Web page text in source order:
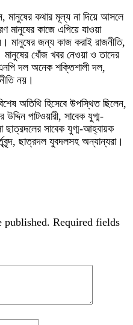
মানুষের কথার মূল্য না দিয়ে আসলে
মানুষের কাজে এগিয়ে যাওয়া
মানুষের জন্য কাজ করাই রাজনীতি,
মানুষের খোঁজ খবর নেওয়া ও তাদের
দল অনেক শক্তিশালী দল,
নয়।
অতিথি হিসেবে উপস্থিত ছিলেন,
পাটওয়ারী, সাবেক যুগ্ম-
সাবেক যুগ্ম-আহ্বায়ক
ছাত্রদল যুবদলসহ অন্যান্যরা।
published. Required fields